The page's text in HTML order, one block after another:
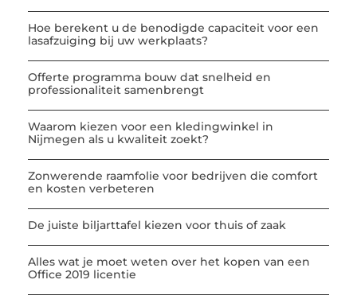
Hoe berekent u de benodigde capaciteit voor een
lasafzuiging bij uw werkplaats?
Offerte programma bouw dat snelheid en
professionaliteit samenbrengt
Waarom kiezen voor een kledingwinkel in
Nijmegen als u kwaliteit zoekt?
Zonwerende raamfolie voor bedrijven die comfort
en kosten verbeteren
De juiste biljarttafel kiezen voor thuis of zaak
Alles wat je moet weten over het kopen van een
Office 2019 licentie